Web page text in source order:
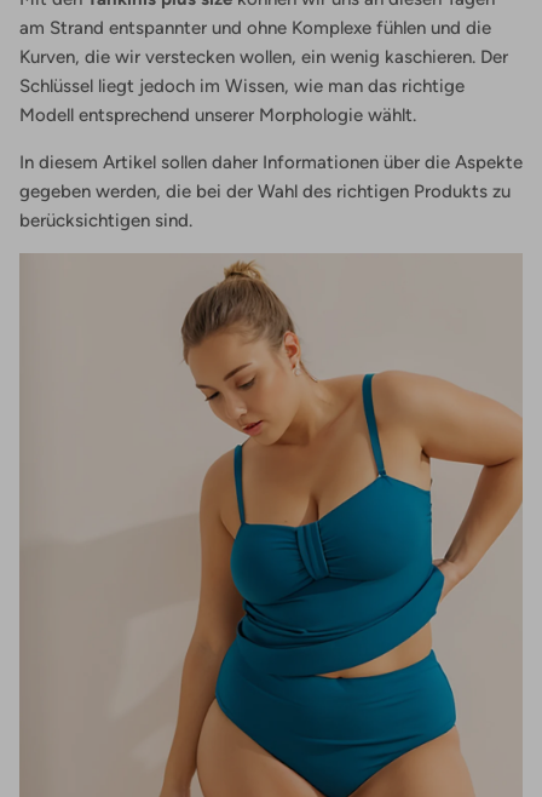
am Strand entspannter und ohne Komplexe fühlen und die
Kurven, die wir verstecken wollen, ein wenig kaschieren. Der
Schlüssel liegt jedoch im Wissen, wie man das richtige
Modell entsprechend unserer Morphologie wählt.
In diesem Artikel sollen daher Informationen über die Aspekte
gegeben werden, die bei der Wahl des richtigen Produkts zu
berücksichtigen sind.